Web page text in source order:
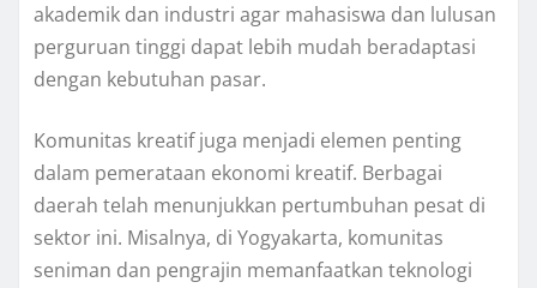
akademik dan industri agar mahasiswa dan lulusan
perguruan tinggi dapat lebih mudah beradaptasi
dengan kebutuhan pasar.
Komunitas kreatif juga menjadi elemen penting
dalam pemerataan ekonomi kreatif. Berbagai
daerah telah menunjukkan pertumbuhan pesat di
sektor ini. Misalnya, di Yogyakarta, komunitas
seniman dan pengrajin memanfaatkan teknologi